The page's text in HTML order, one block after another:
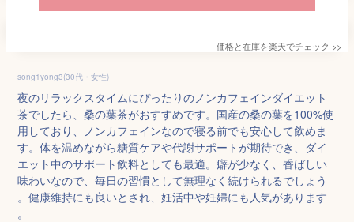
価格と在庫を楽天でチェック >>
song1yong3(30代・女性)
夜のリラックスタイムにぴったりのノンカフェインダイエット
茶でしたら、桑の葉茶がおすすめです。国産の桑の葉を100%使
用しており、ノンカフェインなので寝る前でも安心して飲めま
す。体を温めながら糖質ケアや代謝サポートが期待でき、ダイ
エット中のサポート飲料としても最適。癖が少なく、香ばしい
味わいなので、毎日の習慣として無理なく続けられるでしょう
。健康維持にも良いとされ、妊活中や妊婦にも人気があります
。